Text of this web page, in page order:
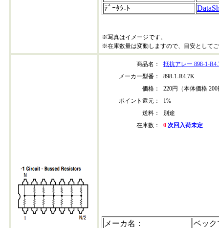
ﾃﾞｰﾀｼ-ﾄ
※写真はイメージです。
※在庫数量は変動しますので、目安として
商品名：
抵抗アレー 898-1-
メーカー型番：
898-1-R4.7K
価格：
220円（本体価格
ポイント還元：
1%
送料：
別途
在庫数：
0 次回入荷未定
メーカ名：
ベック